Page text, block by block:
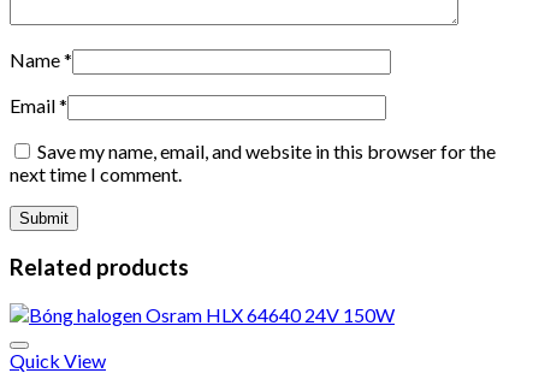
Name*
Email*
Save my name, email, and website in this browser for the
next time I comment.
Related products
Quick View